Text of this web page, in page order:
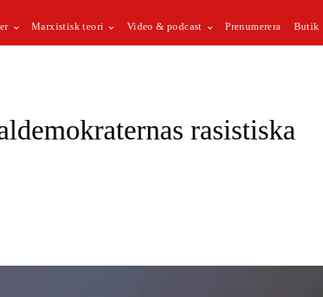
Marxistisk teori Video & podcast Prenumerera Butik
rasistiska